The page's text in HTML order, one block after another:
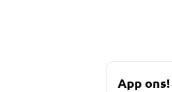
App ons!